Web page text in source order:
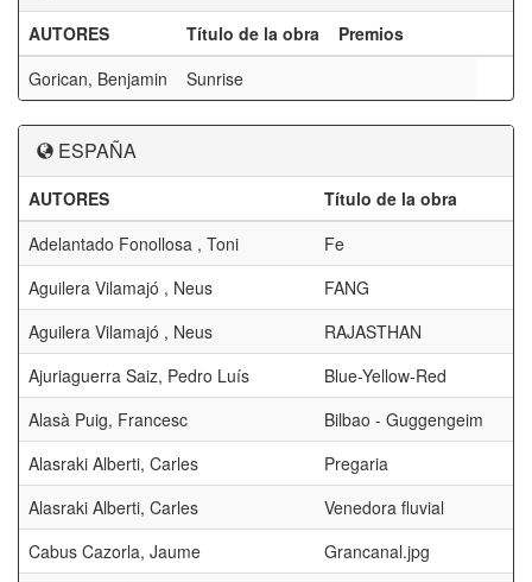
AUTORES Título de la obra
Premios
Gorican, Benjamin
Sunrise
ESPAÑA
AUTORES
Título de la obra
Adelantado Fonollosa , Toni
Fe
Aguilera Vilamajó , Neus
FANG
Aguilera Vilamajó , Neus
RAJASTHAN
Ajuriaguerra Saiz, Pedro Luís
Blue-Yellow-Red
Alasà Puig, Francesc
Bilbao - Guggengeim
Alasraki Alberti, Carles
Pregaria
Alasraki Alberti, Carles
Venedora fluvial
Cabus Cazorla, Jaume
Grancanal.jpg